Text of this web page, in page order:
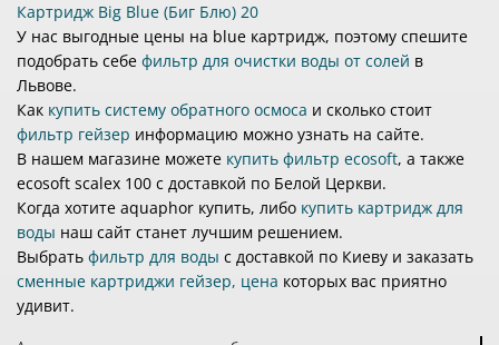
Картридж Big Blue (Биг Блю) 20
У нас выгодные цены на blue картридж, поэтому спешите
подобрать себе фильтр для очистки воды от солей в
Львове.
Как купить систему обратного осмоса и сколько стоит
фильтр гейзер информацию можно узнать на сайте.
В нашем магазине можете купить фильтр ecosoft, а также
ecosoft scalex 100 с доставкой по Белой Церкви.
Когда хотите aquaphor купить, либо купить картридж для
воды наш сайт станет лучшим решением.
Выбрать фильтр для воды с доставкой по Киеву и заказать
сменные картриджи гейзер, цена которых вас приятно
удивит.